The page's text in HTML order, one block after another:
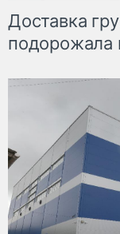
Доставка
подорожала